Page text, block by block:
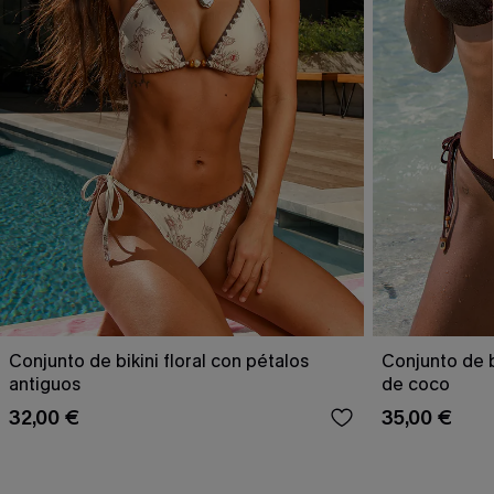
Conjunto de bikini floral con pétalos
antiguos
32,00 €
Conjunto de
de coco
35,00 €